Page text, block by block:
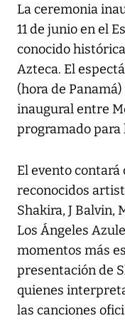
La ceremonia
11 de junio en el
conocido
Azteca. El
(hora de
inaugural entre
programado para
El evento
reconocidos
Shakira, J Balvin,
Los Ángeles
momentos más
presentación de
quienes
las canciones